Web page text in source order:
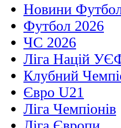
Новини
Футбол 2026
ЧС 2026
Ліга Націй
Клубний
Євро U21
Ліга Чемпіонів